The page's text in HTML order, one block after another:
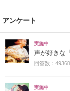
アンケート
実施中
声が好きな
回答数：49368
実施中